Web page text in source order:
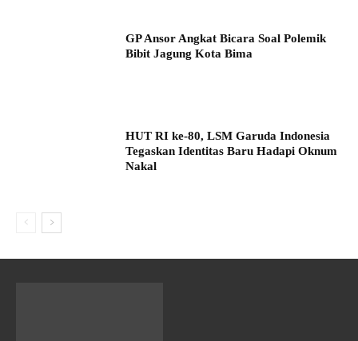
GP Ansor Angkat Bicara Soal Polemik
Bibit Jagung Kota Bima
HUT RI ke-80, LSM Garuda Indonesia
Tegaskan Identitas Baru Hadapi Oknum
Nakal